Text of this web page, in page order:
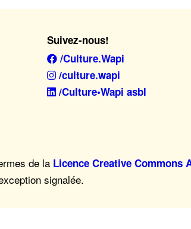
Suivez-nous!
/Culture.Wapi
/culture.wapi
/Culture•Wapi asbl
de la Licence Creative Commons
signalée.